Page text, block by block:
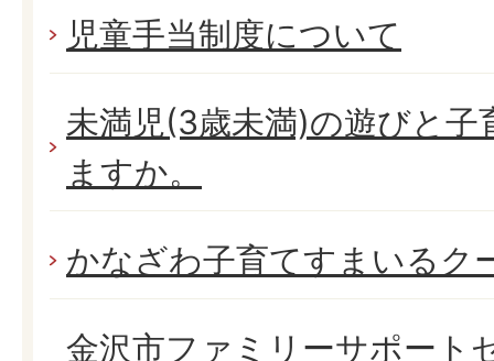
児童手当制度について
未満児(3歳未満)の遊びと子
ますか。
かなざわ子育てすまいるク
金沢市ファミリーサポート